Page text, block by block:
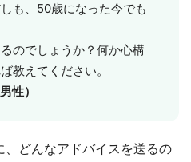
も、50歳になった今でも
のでしょうか？何か心構
教えてください。
性）
、どんなアドバイスを送るの